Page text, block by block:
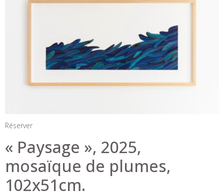
Réserver
« Paysage », 2025,
mosaïque de plumes,
102x51cm.